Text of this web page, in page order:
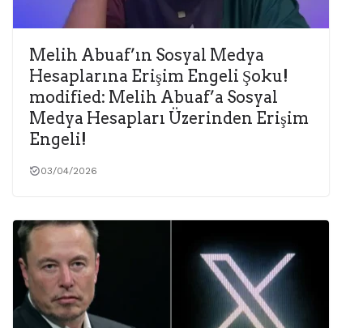
Melih Abuaf’ın Sosyal Medya
Hesaplarına Erişim Engeli Şoku!
modified: Melih Abuaf’a Sosyal
Medya Hesapları Üzerinden Erişim
Engeli!
03/04/2026